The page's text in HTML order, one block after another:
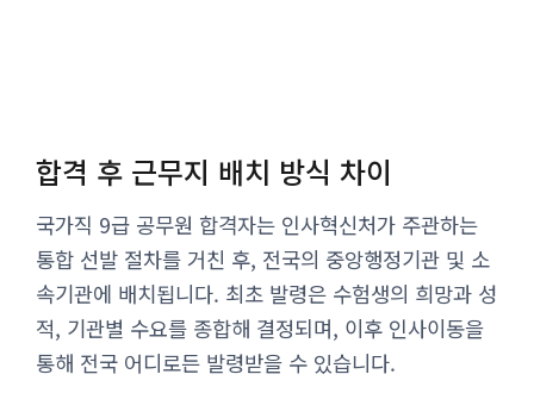
합격 후 근무지 배치 방식 차이
국가직 9급 공무원 합격자는 인사혁신처가 주관하는
통합 선발 절차를 거친 후, 전국의 중앙행정기관 및 소
속기관에 배치됩니다. 최초 발령은 수험생의 희망과 성
적, 기관별 수요를 종합해 결정되며, 이후 인사이동을
통해 전국 어디로든 발령받을 수 있습니다.